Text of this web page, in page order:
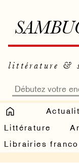
littérature &
Littérature
Librairies